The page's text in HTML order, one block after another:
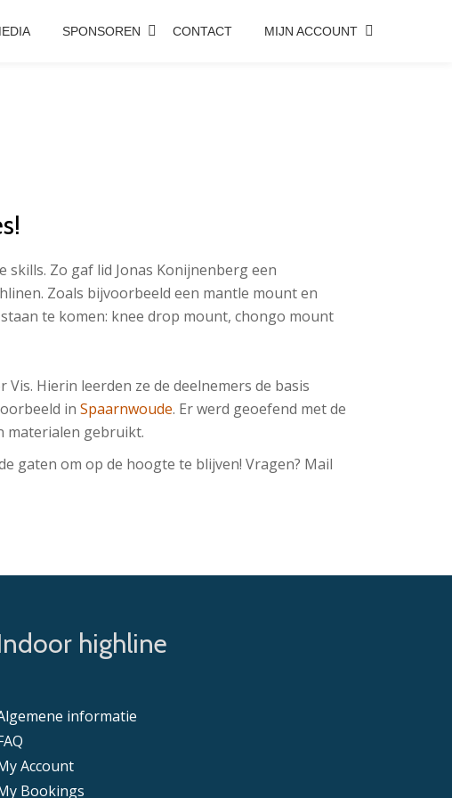
SPONSOREN CONTACT MIJN ACCOUNT
Zo gaf lid Jonas Konijnenberg een
Zoals bijvoorbeeld een mantle mount en
te komen: knee drop mount, chongo mount
Hierin leerden ze de deelnemers de basis
in Spaarnwoude. Er werd geoefend met de
materialen gebruikt.
gaten om op de hoogte te blijven! Vragen? Mail
highline
informatie
Account
Bookings